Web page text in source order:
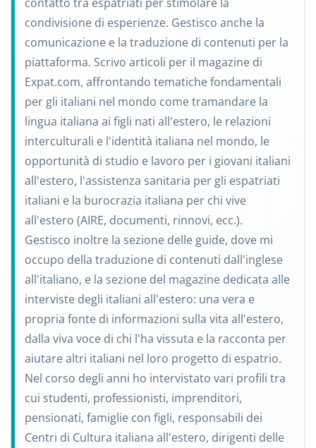
condivisione di esperienze. Gestisco anche la
comunicazione e la traduzione di contenuti per la
piattaforma. Scrivo articoli per il magazine di
Expat.com, affrontando tematiche fondamentali
per gli italiani nel mondo come tramandare la
lingua italiana ai figli nati all'estero, le relazioni
interculturali e l'identità italiana nel mondo, le
opportunità di studio e lavoro per i giovani italiani
all'estero, l'assistenza sanitaria per gli espatriati
italiani e la burocrazia italiana per chi vive
all'estero (AIRE, documenti, rinnovi, ecc.).
Gestisco inoltre la sezione delle guide, dove mi
occupo della traduzione di contenuti dall'inglese
all'italiano, e la sezione del magazine dedicata alle
interviste degli italiani all'estero: una vera e
propria fonte di informazioni sulla vita all'estero,
dalla viva voce di chi l'ha vissuta e la racconta per
aiutare altri italiani nel loro progetto di espatrio.
Nel corso degli anni ho intervistato vari profili tra
cui studenti, professionisti, imprenditori,
pensionati, famiglie con figli, responsabili dei
Centri di Cultura italiana all'estero, dirigenti delle